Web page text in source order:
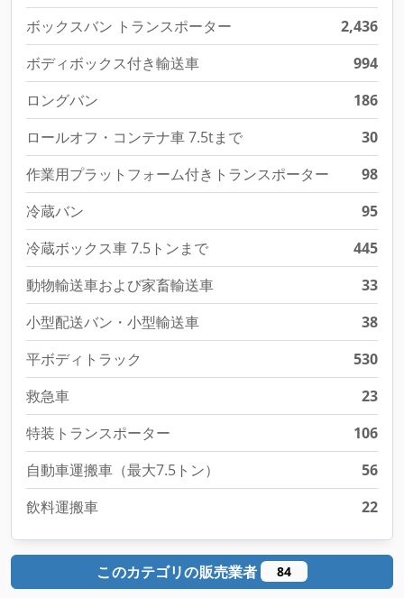
ボックスバン トランスポーター
2,436
ボディボックス付き輸送車
994
ロングバン
186
ロールオフ・コンテナ車 7.5tまで
30
作業用プラットフォーム付きトランスポーター
98
冷蔵バン
95
冷蔵ボックス車 7.5トンまで
445
動物輸送車および家畜輸送車
33
小型配送バン・小型輸送車
38
平ボディトラック
530
救急車
23
特装トランスポーター
106
自動車運搬車（最大7.5トン）
56
飲料運搬車
22
このカテゴリの販売業者 84